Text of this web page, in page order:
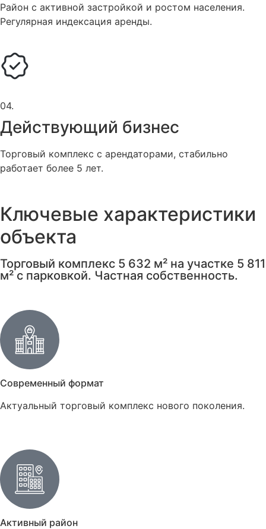
Район с активной застройкой и ростом населения.
Регулярная индексация аренды.
04.
Действующий бизнес
Торговый комплекс с арендаторами, стабильно
работает более 5 лет.
Ключевые характеристики
объекта
Торговый комплекс 5 632 м² на участке 5 811
м² с парковкой. Частная собственность.
Современный формат
Актуальный торговый комплекс нового поколения.
Активный район